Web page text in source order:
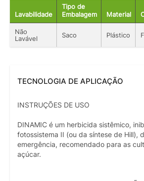
Lavabilidade
Tipo de
Embalagem
Material
Não
Lavável
Saco Plástico
TECNOLOGIA DE APLICAÇÃO
INSTRUÇÕES DE USO
DINAMIC é um herbicida sistêmico,
fotossistema II (ou da síntese de Hill),
emergência, recomendado para as
açúcar.